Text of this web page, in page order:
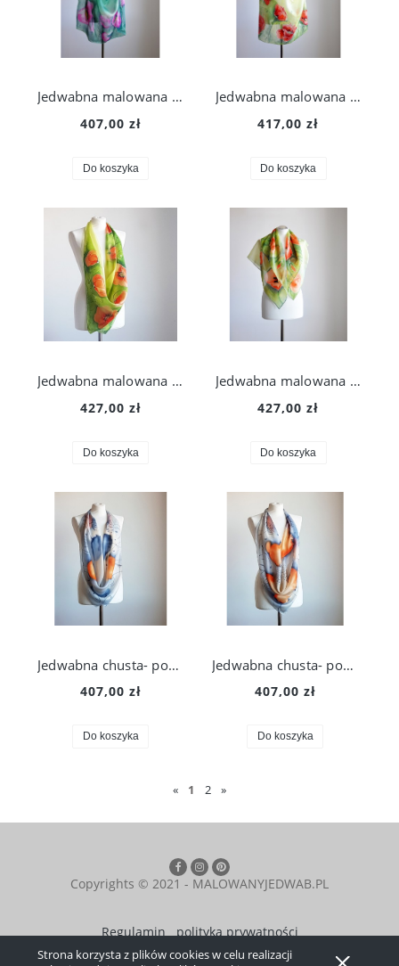
Strona korzysta z plików cookies w celu realizacji
Jedwabna malowana chusta - różowe maki
407,00 zł
Do koszyka
Jedwabna malowana chusta - czerwone maki
417,00 zł
Do koszyka
Jedwabna malowana chusta - pomarańczowe maki
427,00 zł
Do koszyka
Jedwabna malowana chusta - pomarańczowe maki
427,00 zł
Do koszyka
Jedwabna chusta- pomarańczowe i granatowe maki
407,00 zł
Do koszyka
Jedwabna chusta- pomarańczowe maki
407,00 zł
Do koszyka
« 1 2 »
Copyrights © 2021 - MALOWANYJEDWAB.PL
Regulamin polityka prywatności